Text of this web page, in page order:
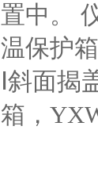
置中。
温保护箱
Ⅰ斜面
箱，